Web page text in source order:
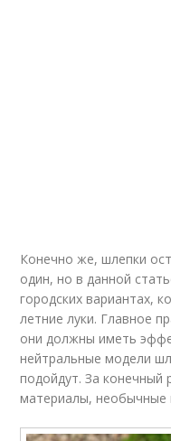
Конечно же, шлепки
один, но в данной
городских вариантах,
летние луки. Главное
они должны иметь
нейтральные модели
подойдут. За конечный
материалы, необычные